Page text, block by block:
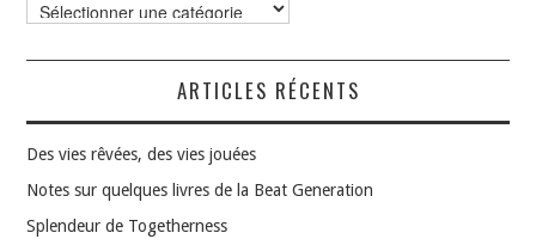
ARTICLES RÉCENTS
Des vies rêvées, des vies jouées
Notes sur quelques livres de la Beat Generation
Splendeur de Togetherness